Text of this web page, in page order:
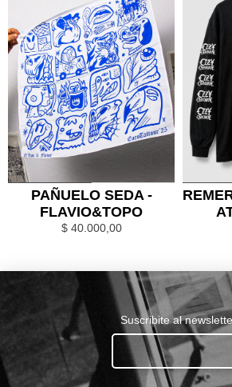
0 1
PAÑUELO SEDA -
FLAVIO&TOPO
$40.000,00
0
Suscribite al
Ingresa tu email.......